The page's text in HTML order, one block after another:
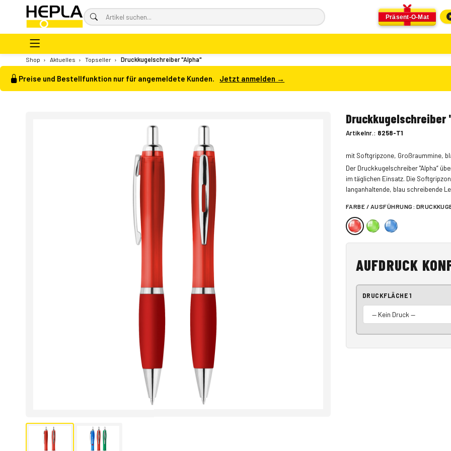
Präsent-O-Mat
Shop › Aktuelles › Topseller › Druckkugelschreiber "Alpha"
Preise und Bestellfunktion nur für angemeldete Kunden. Jetzt anmelden →
Druckkugelschreiber
Artikelnr.: 8258-T1
mit Softgripzone, Großraummine,
Der Druckkugelschreiber "Alpha“
im täglichen Einsatz. Die
langanhaltende, blau schreibende
FARBE / AUSFÜHRUNG:
AUFDRUCK
DRUCKFLÄCHE 1